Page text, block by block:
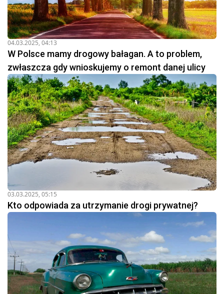
04.03.2025, 04:13
W Polsce mamy drogowy bałagan. A to problem,
zwłaszcza gdy wnioskujemy o remont danej ulicy
03.03.2025, 05:15
Kto odpowiada za utrzymanie drogi prywatnej?